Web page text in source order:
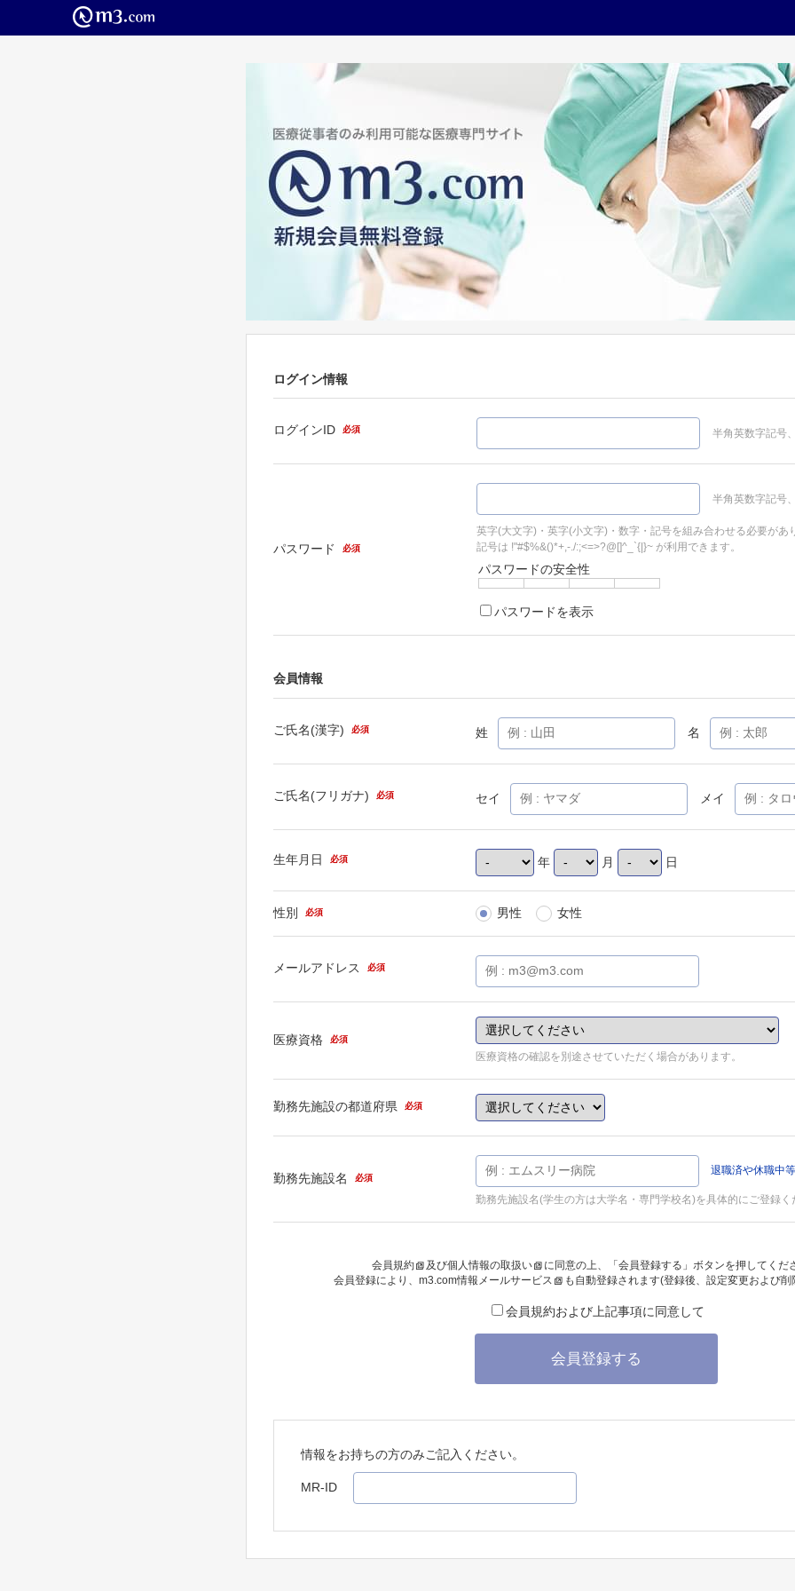
ログイン情報
ログインID 必須 半角英数字記号
パスワード 必須
半角英数字記号
英字(大文字)・英字(小文字)・数字・記号を組み合わせる必要があ
記号は !"#$%&()*+,-./:;<=>?@[]^_`{|}~ が利用できます。
パスワードの安全性
パスワードを表示
会員情報
ご氏名(漢字) 必須 姓 名
ご氏名(フリガナ) 必須 セイ メイ
生年月日 必須 年 月 日
性別 必須 男性 女性
メールアドレス 必須
医療資格 必須
医療資格の確認を別途させていただく場合があります。
勤務先施設の都道府県 必須
勤務先施設名 必須
退職済や休職中
勤務先施設名(学生の方は大学名・専門学校名)を具体的にご登録く
会員規約 及び個人情報の取扱い
に同意の上、「会員登録する」ボタンを押してくだ
会員登録により、 m3.com情報メールサービス も自動登録されます(登録後、設定変更および
会員規約および上記事項に同意して
会員登録する
情報をお持ちの方のみご記入ください。
MR-ID